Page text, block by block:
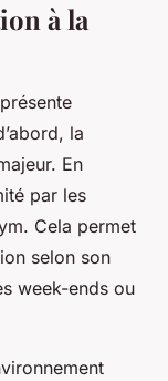
à la
présente
la
En
par les
Cela permet
selon son
week-ends ou